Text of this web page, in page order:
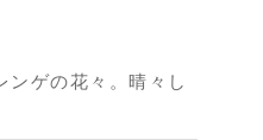
ンゲの花々。晴々し